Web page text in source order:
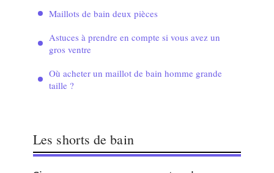
Maillots de bain deux pièces
Astuces à prendre en compte si vous avez un
gros ventre
Où acheter un maillot de bain homme grande
taille ?
Les shorts de bain